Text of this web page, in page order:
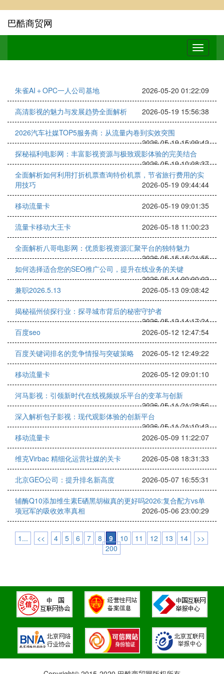
巴酷商贸网
朱雀AI＋OPC一人公司基地 2026-05-20 01:22:09
高清影视的魅力与发展趋势全面解析 2026-05-19 15:56:38
2026汽车社媒TOP5服务商：从流量内卷到实效突围
2026-05-19 15:09:42
探秘福利电影网：丰富影视资源与极致观影体验的完美结合
2026-05-19 10:08:37
全面解析如何利用打折机票查询特价机票，节省旅行费用的实
用技巧
2026-05-19 09:44:44
移动流量卡 2026-05-19 09:01:35
流量卡移动大王卡 2026-05-18 11:00:23
全面解析八哥电影网：优质影视资源汇聚平台的独特魅力
2026-05-15 15:21:55
如何选择适合您的SEO推广公司，提升在线业务的关键
2026-05-14 00:00:02
兼职2026.5.13
2026-05-13 09:08:42
揭秘福州侦探行业：探寻城市背后的秘密守护者
2026-05-12 14:17:24
百度seo
2026-05-12 12:47:54
百度关键词排名的竞争情报与突破策略 2026-05-12 12:49:22
移动流量卡 2026-05-12 09:01:10
河马影视：引领新时代在线视频娱乐平台的变革与创新
2026-05-11 21:28:56
深入解析包子影视：现代观影体验的创新平台
2026-05-11 21:10:43
移动流量卡
2026-05-09 11:22:07
维克Virbac 精细化运营社媒的关卡 2026-05-08 18:31:33
北京GEO公司：提升排名新高度 2026-05-07 16:55:31
辅酶Q10添加维生素E硒黑胡椒真的更好吗2026:复合配方vs单
项冠军的吸收效率真相
2026-05-06 23:00:29
1... << 4 5 6 7 8 9 10 11 12 13 14
>>
200